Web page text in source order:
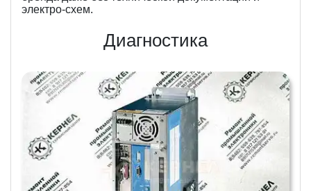
электро-схем.
Диагностика